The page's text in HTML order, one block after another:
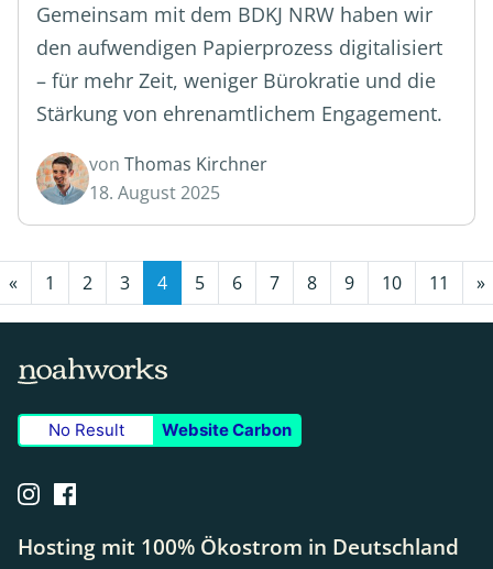
Gemeinsam mit dem BDKJ NRW haben wir
den aufwendigen Papierprozess digitalisiert
– für mehr Zeit, weniger Bürokratie und die
Stärkung von ehrenamtlichem Engagement.
von Thomas Kirchner
18. August 2025
« 1 2 3 4 5 6 7 8 9 10 11 »
No Result Website Carbon
Hosting mit 100% Ökostrom in Deutschland